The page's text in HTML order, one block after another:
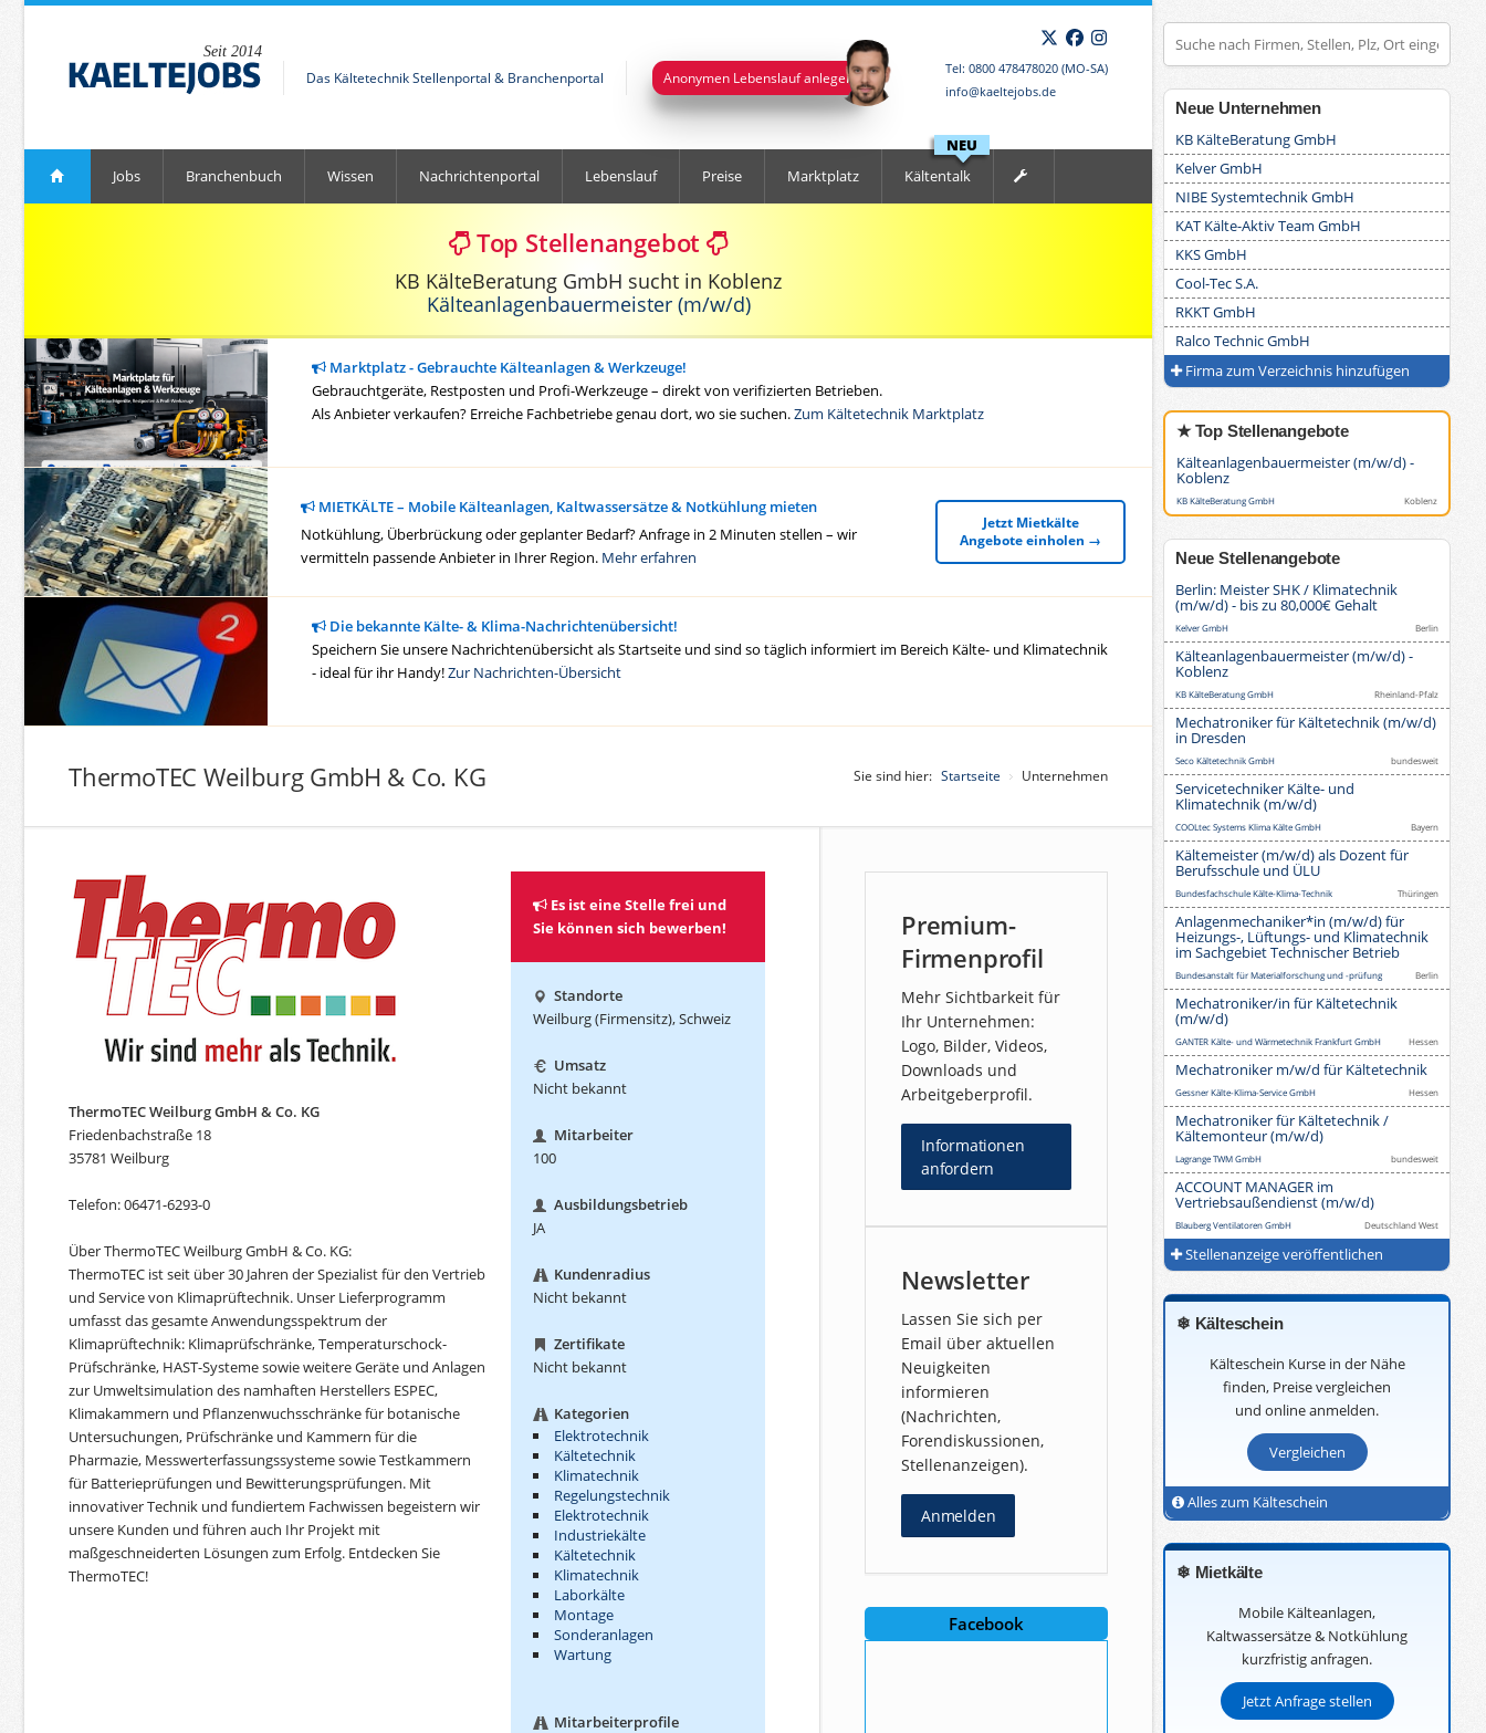
Seit 2014
Das Kältetechnik Stellenportal & Branchenportal Anonymen Lebenslauf anlegen
X Facebook
Tel: 0800 478478020 (MO-SA)
info@kaeltejobs.de
Jobs Branchenbuch Wissen Nachrichtenportal Lebenslauf Preise Marktplatz
NEU
Kältentalk
Top Stellenangebot
KB KälteBeratung GmbH sucht in Koblenz
Kälteanlagenbauermeister (m/w/d)
Marktplatz - Gebrauchte Kälteanlagen & Werkzeuge!
Gebrauchtgeräte, Restposten und Profi-Werkzeuge – direkt von verifizierten Betrieben.
Als Anbieter verkaufen? Erreiche Fachbetriebe genau dort, wo sie suchen.Zum Kältetechnik Marktplatz
MIETKÄLTE – Mobile Kälteanlagen, Kaltwassersätze & Notkühlung mieten
Notkühlung, Überbrückung oder geplanter Bedarf? Anfrage in 2 Minuten stellen – wir
vermitteln passende Anbieter in Ihrer Region. Mehr erfahren
Jetzt Mietkälte
Angebote einholen →
Die bekannte Kälte- & Klima-Nachrichtenübersicht!
Speichern Sie unsere Nachrichtenübersicht als Startseite und sind so täglich informiert im Bereich Kälte- und Klimatechnik
- ideal für ihr Handy!Zur Nachrichten-Übersicht
ThermoTEC Weilburg GmbH & Co. KG Sie sind hier: Startseite Unternehmen
ThermoTEC Weilburg GmbH & Co. KG
Friedenbachstraße 18
35781 Weilburg
Telefon: 06471-6293-0
Über ThermoTEC Weilburg GmbH & Co. KG:
ThermoTEC ist seit über 30 Jahren der Spezialist für den Vertrieb
und Service von Klimaprüftechnik. Unser Lieferprogramm
umfasst das gesamte Anwendungsspektrum der
Klimaprüftechnik: Klimaprüfschränke, Temperaturschock-
Prüfschränke, HAST-Systeme sowie weitere Geräte und Anlagen
zur Umweltsimulation des namhaften Herstellers ESPEC,
Klimakammern und Pflanzenwuchsschränke für botanische
Untersuchungen, Prüfschränke und Kammern für die
Pharmazie, Messwerterfassungssysteme sowie Testkammern
für Batterieprüfungen und Bewitterungsprüfungen. Mit
innovativer Technik und fundiertem Fachwissen begeistern wir
unsere Kunden und führen auch Ihr Projekt mit
maßgeschneiderten Lösungen zum Erfolg. Entdecken Sie
ThermoTEC!
Es ist eine Stelle frei und
Sie können sich bewerben!
Standorte
Weilburg (Firmensitz), Schweiz
Umsatz
Nicht bekannt
Mitarbeiter
100
Ausbildungsbetrieb
JA
Kundenradius
Nicht bekannt
Zertifikate
Nicht bekannt
Kategorien
Elektrotechnik
Kältetechnik
Klimatechnik
Regelungstechnik
Elektrotechnik
Industriekälte
Kältetechnik
Klimatechnik
Laborkälte
Montage
Sonderanlagen
Wartung
Mitarbeiterprofile
Premium-
Firmenprofil
Mehr Sichtbarkeit für
Ihr Unternehmen:
Logo, Bilder, Videos,
Downloads und
Arbeitgeberprofil.
Informationen
anfordern
Newsletter
Lassen Sie sich per
Email über aktuellen
Neuigkeiten
informieren
(Nachrichten,
Forendiskussionen,
Stellenanzeigen).
Anmelden
Facebook
Neue Unternehmen
KB KälteBeratung GmbH
Kelver GmbH
NIBE Systemtechnik GmbH
KAT Kälte-Aktiv Team GmbH
KKS GmbH
Cool-Tec S.A.
RKKT GmbH
Ralco Technic GmbH
Firma zum Verzeichnis hinzufügen
★ Top Stellenangebote
Kälteanlagenbauermeister (m/w/d) -
Koblenz
KB KälteBeratung GmbH Koblenz
Neue Stellenangebote
Berlin: Meister SHK / Klimatechnik
(m/w/d) - bis zu 80,000€ Gehalt
Kelver GmbH Berlin
Kälteanlagenbauermeister (m/w/d) -
Koblenz
KB KälteBeratung GmbH Rheinland-Pfalz
Mechatroniker für Kältetechnik (m/w/d)
in Dresden
Seco Kältetechnik GmbH bundesweit
Servicetechniker Kälte- und
Klimatechnik (m/w/d)
COOLtec Systems Klima Kälte GmbH Bayern
Kältemeister (m/w/d) als Dozent für
Berufsschule und ÜLU
Bundesfachschule Kälte-Klima-Technik Thüringen
Anlagenmechaniker*in (m/w/d) für
Heizungs-, Lüftungs- und Klimatechnik
im Sachgebiet Technischer Betrieb
Bundesanstalt für Materialforschung und -prüfung Berlin
Mechatroniker/in für Kältetechnik
(m/w/d)
GANTER Kälte- und Wärmetechnik Frankfurt GmbH Hessen
Mechatroniker m/w/d für Kältetechnik
Gessner Kälte-Klima-Service GmbH Hessen
Mechatroniker für Kältetechnik /
Kältemonteur (m/w/d)
Lagrange TWM GmbH bundesweit
ACCOUNT MANAGER im
Vertriebsaußendienst (m/w/d)
Blauberg Ventilatoren GmbH Deutschland West
Stellenanzeige veröffentlichen
❄ Kälteschein
Kälteschein Kurse in der Nähe
finden, Preise vergleichen
und online anmelden.
Vergleichen
Alles zum Kälteschein
❄ Mietkälte
Mobile Kälteanlagen,
Kaltwassersätze & Notkühlung
kurzfristig anfragen.
Jetzt Anfrage stellen